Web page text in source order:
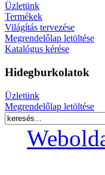
Üzletünk
Termékek
Világítás tervezése
Megrendelőlap letöltése
Katalógus kérése
Hidegburkolatok
Üzletünk
Megrendelőlap letöltése